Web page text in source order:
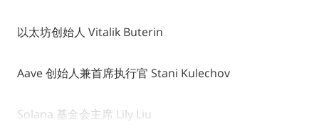
以太坊创始人 Vitalik Buterin
Aave 创始人兼首席执行官 Stani Kulechov
Solana 基金会主席 Lily Liu